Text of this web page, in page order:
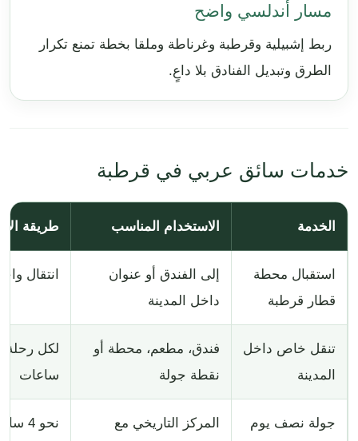
مسار أندلسي واضح
ربط إشبيلية وقرطبة وغرناطة وملقا بخطة تمنع تكرار
الطرق وتبديل الفنادق بلا داعٍ.
خدمات سائق عربي في قرطبة
الخدمة الاستخدام المناسب طريقة
استقبال محطة
قطار قرطبة
إلى الفندق أو عنوان
داخل المدينة
انتقال
تنقل خاص داخل
المدينة
فندق، مطعم، محطة أو
نقطة جولة
لكل رحلة
ساعات
جولة نصف يوم
المركز التاريخي مع
نحو 4 ساعات